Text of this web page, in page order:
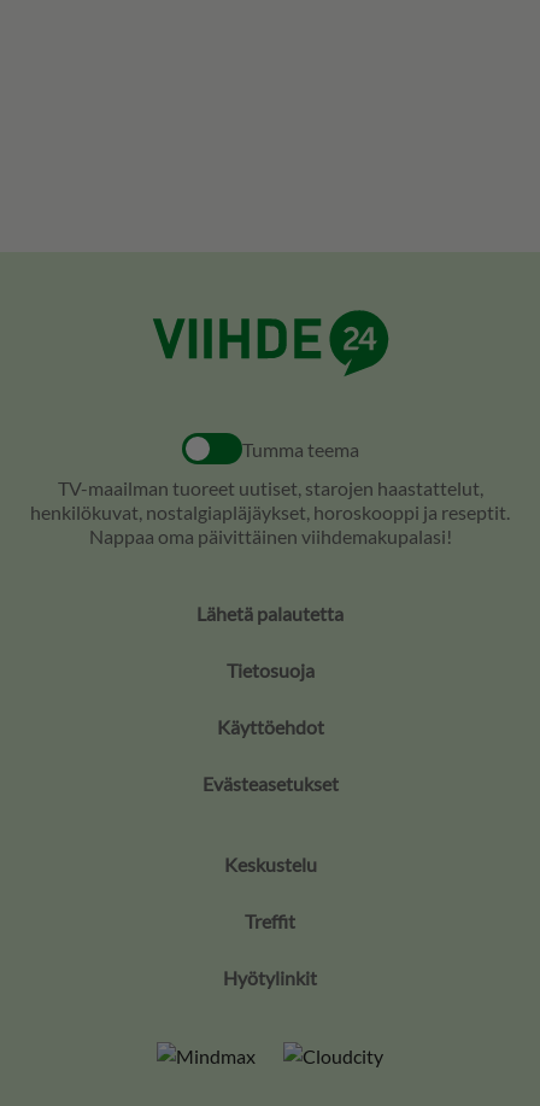
Tumma teema
TV-maailman tuoreet uutiset, starojen haastattelut,
henkilökuvat, nostalgiapläjäykset, horoskooppi ja reseptit.
Nappaa oma päivittäinen viihdemakupalasi!
Lähetä palautetta
Tietosuoja
Käyttöehdot
Evästeasetukset
Keskustelu
Treffit
Hyötylinkit